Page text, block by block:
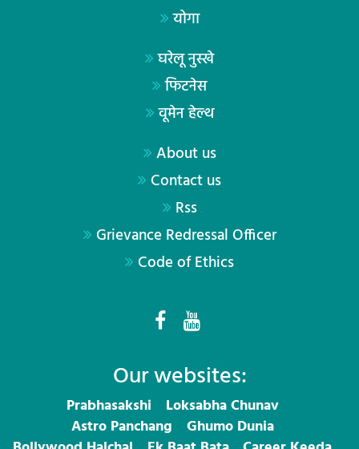
योगा
घरेलू नुस्खे
फिटनेस
वूमेन हेल्थ
About us
Contact us
Rss
Grievance Redressal Officer
Code of Ethics
Our websites:
Prabhasakshi
Loksabha Chunav
Astro Panchang
Ghumo Dunia